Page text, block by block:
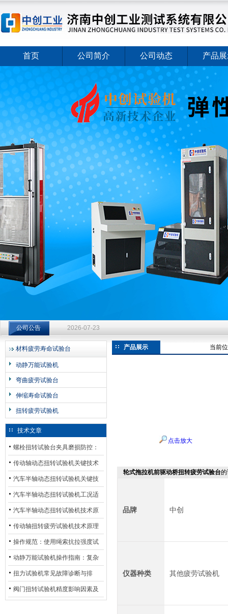
济南中创工业测试系统有限公司
首页 公司简介 公司动态 产品
公司公告 2026-07-23
钻杆扭转试验台选型指南：从额定扭矩到加载频率的工况适配
2026-07-23
钻杆扭转试验台选型指南：从额定扭矩到加载频率的工况适配
2026-07-23
材料疲劳寿命试验台
动静万能试验机
弯曲疲劳试验台
伸缩寿命试验台
扭转疲劳试验机
技术文章
螺栓扭转试验台夹具磨损防控：
材质选型与表面处理的耐用性优
化
传动轴动态扭转试验机关键技术
及产业落地应用
汽车半轴动态扭转试验机关键技
术及产业落地应用
汽车半轴动态扭转试验机工况适
配与质控应用探析
汽车半轴动态扭转试验机技术原
理与行业应用
传动轴扭转疲劳试验机技术原理
与行业应用
操作规范：使用绳索抗拉强度试
验机的完整测试步骤
动静万能试验机操作指南：复杂
动态测试的标准化流程
扭力试验机常见故障诊断与排
除：从传感器信号异常到机械传
阀门扭转试验机精度影响因素及
产品展示 当前
点击放大
轮式拖拉机前驱动桥扭转疲劳试验台
品牌 中创
仪器种类 其他疲劳试验机